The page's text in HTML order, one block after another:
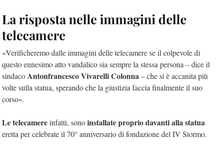
La risposta nelle immagini delle
telecamere
«Verificheremo dalle immagini delle telecamere se il colpevole di
questo ennesimo atto vandalico sia sempre la stessa persona – dice il
sindacoAntonfrancesco Vivarelli Colonna– che si è accanita più
volte sulla statua, sperando che la giustizia faccia finalmente il suo
corso».
Le telecamereinfatti, sonoinstallate proprio davanti alla statua
eretta per celebrate il 70° anniversario di fondazione del IV Stormo.